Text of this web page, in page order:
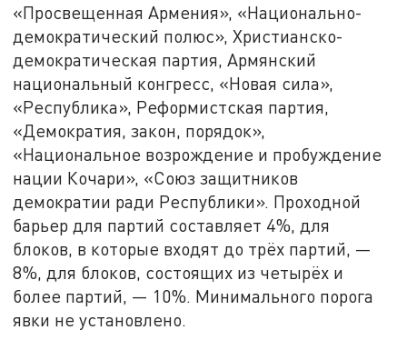
«Просвещенная Армения», «Национально-
демократический полюс», Христианско-
демократическая партия, Армянский
национальный конгресс, «Новая сила»,
«Республика», Реформистская партия,
«Демократия, закон, порядок»,
«Национальное возрождение и пробуждение
нации Кочари», «Союз защитников
демократии ради Республики». Проходной
барьер для партий составляет 4%, для
блоков, в которые входят до трёх партий, —
8%, для блоков, состоящих из четырёх и
более партий, — 10%. Минимального порога
явки не установлено.